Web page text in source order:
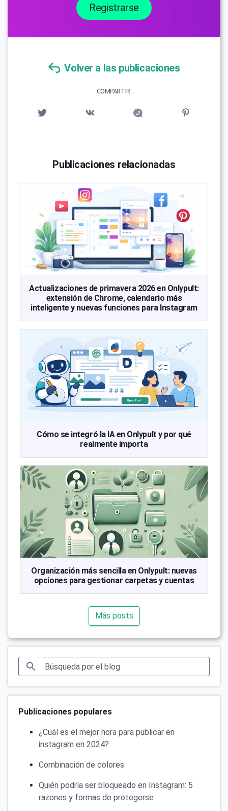
Registrarse
Volver a las publicaciones
COMPARTIR:
Publicaciones relacionadas
Actualizaciones de primavera 2026 en Onlypult:
extensión de Chrome, calendario más
inteligente y nuevas funciones para Instagram
Cómo se integró la IA en Onlypult y por qué
realmente importa
Organización más sencilla en Onlypult: nuevas
opciones para gestionar carpetas y cuentas
Más posts
Publicaciones populares
¿Cuál es el mejor hora para publicar en
instagram en 2024?
Combinación de colores
Quién podría ser bloqueado en Instagram: 5
razones y formas de protegerse